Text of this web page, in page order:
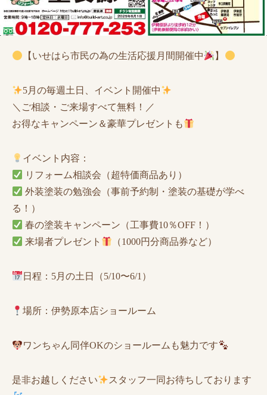
【いせはら市民の為の生活応援月間開催中 】
5月の毎週土日、イベント開催中
＼ご相談・ご来場すべて無料！／
お得なキャンペーン＆豪華プレゼントも
イベント内容：
リフォーム相談会（超特価商品あり）
外装塗装の勉強会（事前予約制・塗装の基礎が学べ
る！）
春の塗装キャンペーン（工事費10％OFF！）
来場者プレゼント
（1000円分商品券など）
日程：5月の土日（5/10〜6/1）
場所：伊勢原本店ショールーム
ワンちゃん同伴OKのショールームも魅力です
是非お越しください スタッフ一同お待ちしております